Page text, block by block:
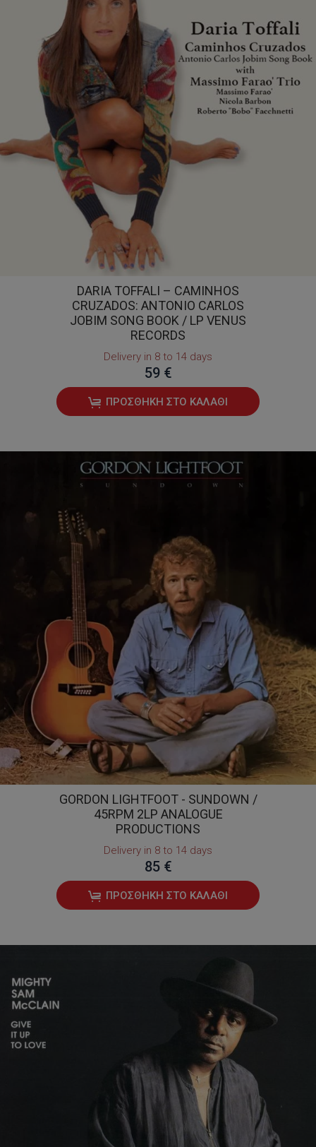
DARIA TOFFALI – CAMINHOS
CRUZADOS: ANTONIO CARLOS
JOBIM SONG BOOK / LP VENUS
RECORDS
Delivery in 8 to 14 days
59 €
ΠΡΟΣΘΉΚΗ ΣΤΟ ΚΑΛΆΘΙ
GORDON LIGHTFOOT - SUNDOWN /
45RPM 2LP ANALOGUE
PRODUCTIONS
Delivery in 8 to 14 days
85 €
ΠΡΟΣΘΉΚΗ ΣΤΟ ΚΑΛΆΘΙ